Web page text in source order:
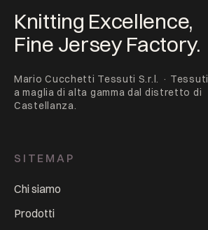
Knitting Excellence,
Fine Jersey Factory.
Mario Cucchetti Tessuti S.r.l. · Tessuti
a maglia di alta gamma dal distretto di
Castellanza.
SITEMAP
Chi siamo
Prodotti